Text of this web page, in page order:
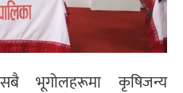
सबै भूगोलहरूमा कृषिजन्य